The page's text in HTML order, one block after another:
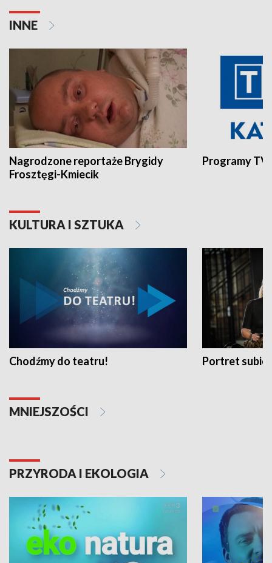
INNE
Nagrodzone reportaże Brygidy
Frosztęgi-Kmiecik
Programy
KULTURA I SZTUKA
Chodźmy do teatru! Portret
MNIEJSZOŚCI
PRZYRODA I EKOLOGIA